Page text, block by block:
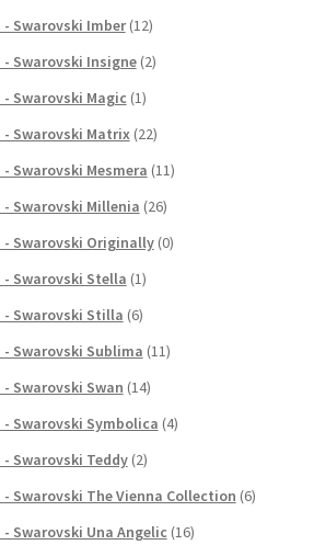
Swarovski Imber (12)
Swarovski Insigne (2)
Swarovski Magic (1)
Swarovski Matrix (22)
Swarovski Mesmera (11)
Swarovski Millenia (26)
- Swarovski Originally (0)
Swarovski Stella (1)
- Swarovski Stilla (6)
Swarovski Sublima (11)
Swarovski Swan (14)
Swarovski Symbolica (4)
Swarovski Teddy (2)
Swarovski The Vienna Collection (6)
Swarovski Una Angelic (16)